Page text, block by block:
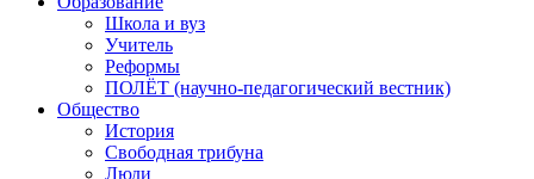
Школа и вуз
Учитель
Реформы
ПОЛЁТ (научно-педагогический вестник)
Общество
История
Свободная трибуна
Люди